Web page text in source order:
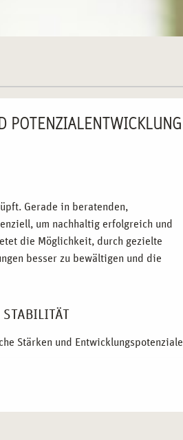
POTENZIALENTWICKLUNG
Gerade in beratenden,
um nachhaltig erfolgreich und
die Möglichkeit, durch gezielte
besser zu bewältigen und die
Stärken und Entwicklungspotenziale
– Förderung eines konstruktiven